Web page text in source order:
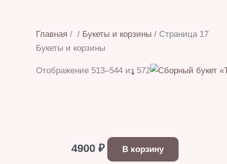
Главная / / Букеты и корзины / Страница 17
Букеты и корзины
Отображение 513–544 из 572
4900 ₽ В корзину